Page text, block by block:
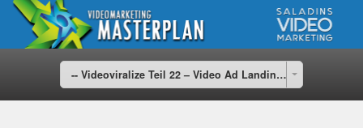
-- Videoviralize Teil 22 – Video Ad Landingpage Geheimtipp